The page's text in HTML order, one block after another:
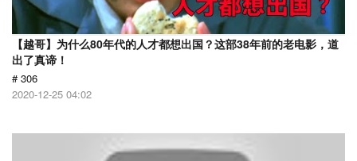
【越哥】为什么80年代的人才都想出国？这部38年前的老电影，道
出了真谛！
# 306
2020-12-25 04:02